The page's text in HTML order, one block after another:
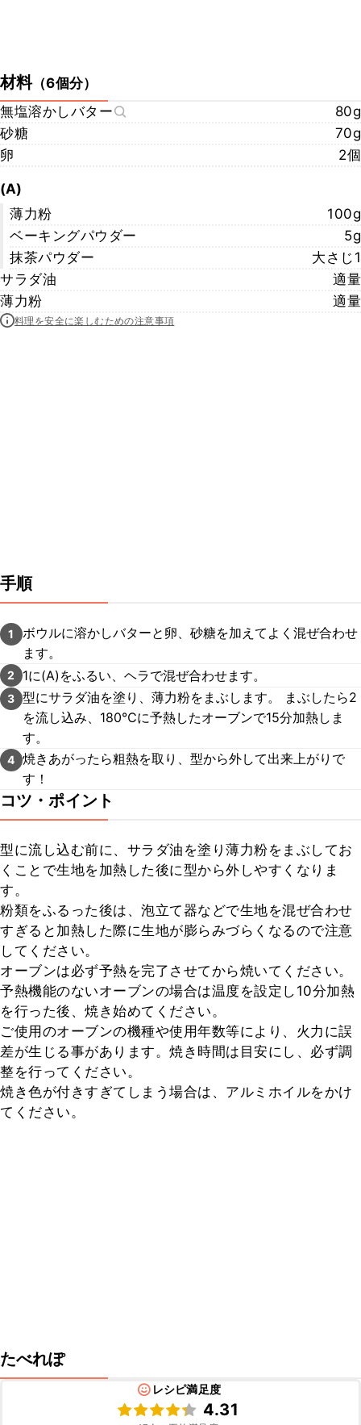
材料（6個分）
無塩溶かしバター
80g
砂糖
70g
卵
2個
(A)
薄力粉
100g
ベーキングパウダー
5g
抹茶パウダー
大さじ1
サラダ油
適量
薄力粉
適量
料理を安全に楽しむための注意事項
手順
1
ボウルに溶かしバターと卵、砂糖を加えてよく混ぜ合わせ
ます。
2 1に(A)をふるい、ヘラで混ぜ合わせます。
3 型にサラダ油を塗り、薄力粉をまぶします。 まぶしたら2
を流し込み、180℃に予熱したオーブンで15分加熱しま
す。
4 焼きあがったら粗熱を取り、型から外して出来上がりで
す！
コツ・ポイント
型に流し込む前に、サラダ油を塗り薄力粉をまぶしてお
くことで生地を加熱した後に型から外しやすくなりま
す。
粉類をふるった後は、泡立て器などで生地を混ぜ合わせ
すぎると加熱した際に生地が膨らみづらくなるので注意
してください。
オーブンは必ず予熱を完了させてから焼いてください。
予熱機能のないオーブンの場合は温度を設定し10分加熱
を行った後、焼き始めてください。
ご使用のオーブンの機種や使用年数等により、火力に誤
差が生じる事があります。焼き時間は目安にし、必ず調
整を行ってください。
焼き色が付きすぎてしまう場合は、アルミホイルをかけ
てください。
たべれぽ
レシピ満足度
4.31